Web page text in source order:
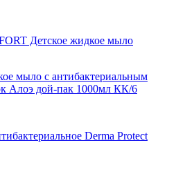
Детское жидкое мыло
мыло с антибактериальным
Алоэ дой-пак 1000мл КК/6
Derma Protect